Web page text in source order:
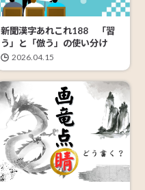
新聞漢字あれこれ188 「習
う」と「倣う」の使い分け
2026.04.15